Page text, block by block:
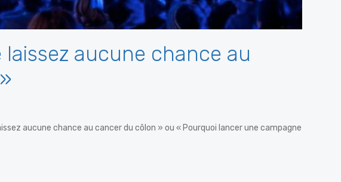
aucune chance au
aucune chance au cancer du côlon » ou « Pourquoi lancer une campagne